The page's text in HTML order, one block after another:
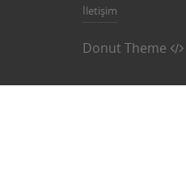
İletişim
Donut Theme